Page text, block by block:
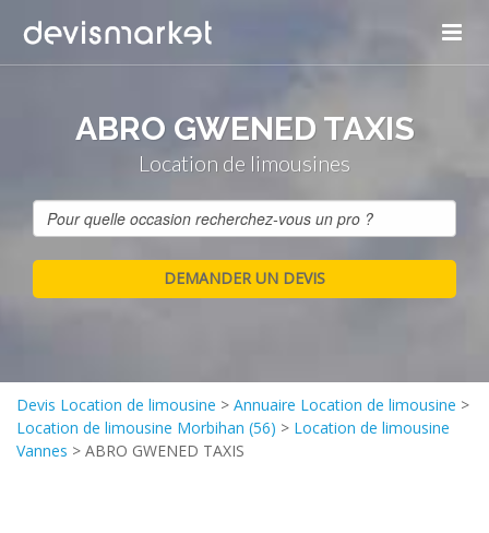
ABRO GWENED TAXIS
Location de limousines
Devis Location de limousine > Annuaire Location de limousine >
Location de limousine Morbihan (56) > Location de limousine
Vannes > ABRO GWENED TAXIS